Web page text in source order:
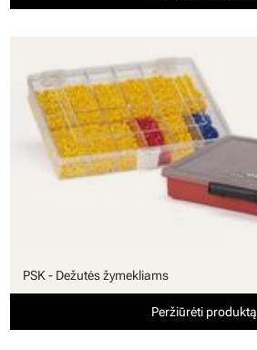
PSK - Dežutės žymekliams
Peržiūrėti produktą